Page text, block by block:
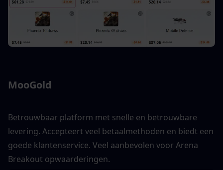
MooGold
Betrouwbaar platform met snelle en betrouwbare
levering. Accepteert veel betaalmethoden en biedt een
goede klantenservice. Veel aanbevolen voor Arena
Breakout opwaarderingen.